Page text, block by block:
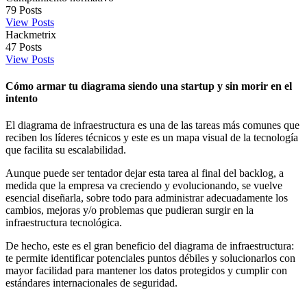
79 Posts
View Posts
Hackmetrix
47 Posts
View Posts
Cómo armar tu diagrama siendo una startup y sin morir en el
intento
El diagrama de infraestructura es una de las tareas más comunes que
reciben los líderes técnicos y este es un mapa visual de la tecnología
que facilita su escalabilidad.
Aunque puede ser tentador dejar esta tarea al final del backlog, a
medida que la empresa va creciendo y evolucionando, se vuelve
esencial diseñarla, sobre todo para administrar adecuadamente los
cambios, mejoras y/o problemas que pudieran surgir en la
infraestructura tecnológica.
De hecho, este es el gran beneficio del diagrama de infraestructura:
te permite identificar potenciales puntos débiles y solucionarlos con
mayor facilidad para mantener los datos protegidos y cumplir con
estándares internacionales de seguridad.